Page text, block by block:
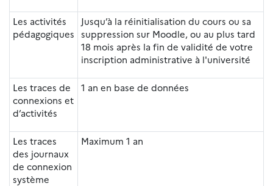
Les activités
pédagogiques
Jusqu’à la réinitialisation du cours ou sa
suppression sur Moodle, ou au plus tard
18 mois après la fin de validité de votre
inscription administrative à l'université
Les traces de
connexions et
d’activités
1 an en base de données
Les traces
des journaux
de connexion
système
Maximum 1 an